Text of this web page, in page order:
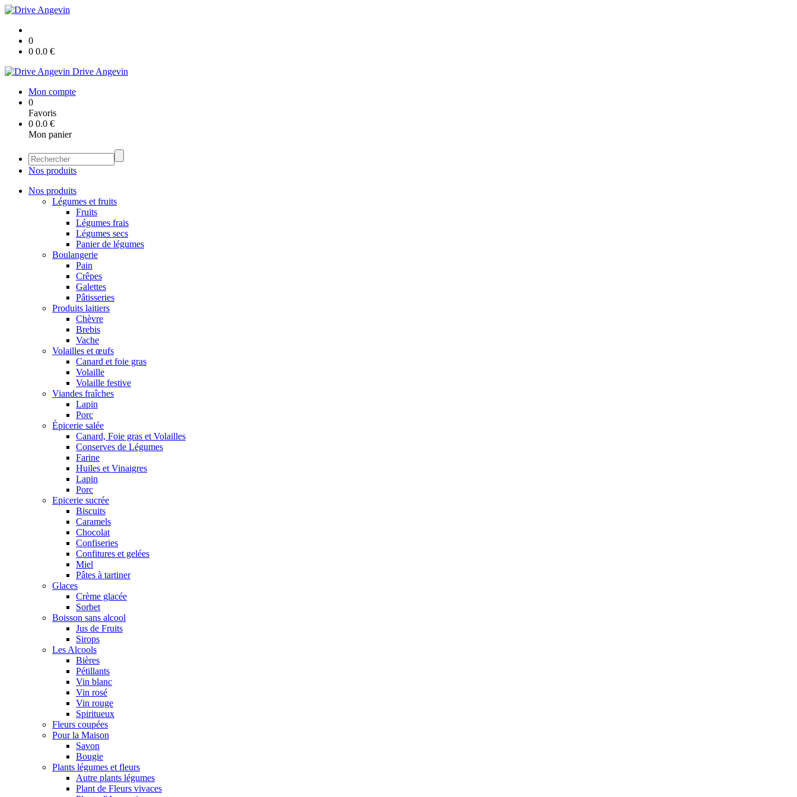
0
0 0.0 €
Drive Angevin
Mon compte
0
Favoris
0 0.0 €
Mon panier
Nos produits
Nos produits
Légumes et fruits
Fruits
Légumes frais
Légumes secs
Panier de légumes
Boulangerie
Pain
Crêpes
Galettes
Pâtisseries
Produits laitiers
Chèvre
Brebis
Vache
Volailles et œufs
Canard et foie gras
Volaille
Volaille festive
Viandes fraîches
Lapin
Porc
Épicerie salée
Canard, Foie gras et Volailles
Conserves de Légumes
Farine
Huiles et Vinaigres
Lapin
Porc
Epicerie sucrée
Biscuits
Caramels
Chocolat
Confiseries
Confitures et gelées
Miel
Pâtes à tartiner
Glaces
Crème glacée
Sorbet
Boisson sans alcool
Jus de Fruits
Sirops
Les Alcools
Bières
Pétillants
Vin blanc
Vin rosé
Vin rouge
Spiritueux
Fleurs coupées
Pour la Maison
Savon
Bougie
Plants légumes et fleurs
Autre plants légumes
Plant de Fleurs vivaces